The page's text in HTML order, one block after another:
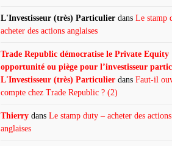
L'Investisseur (très) Particulier dans Le stamp
acheter des actions anglaises
Trade Republic démocratise le Private Equity
opportunité ou piège pour l’investisseur
L'Investisseur (très) Particulier dans Faut-il
compte chez Trade Republic ? (2)
Thierry dans Le stamp duty – acheter des actions
anglaises